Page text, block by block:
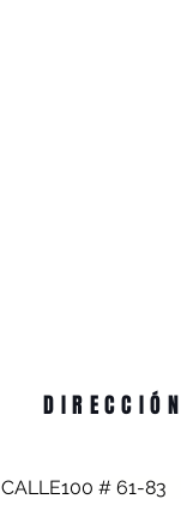
DIRECCIÓN
CALLE100 # 61-83